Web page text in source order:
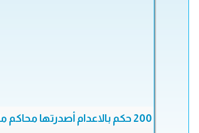
200 حكم بالاعدام أصدرتها محاكم مليشيا الحوثي